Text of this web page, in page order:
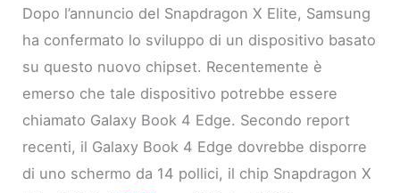
Dopo l’annuncio del Snapdragon X Elite, Samsung
ha confermato lo sviluppo di un dispositivo basato
su questo nuovo chipset. Recentemente è
emerso che tale dispositivo potrebbe essere
chiamato Galaxy Book 4 Edge. Secondo report
recenti, il Galaxy Book 4 Edge dovrebbe disporre
di uno schermo da 14 pollici, il chip Snapdragon X